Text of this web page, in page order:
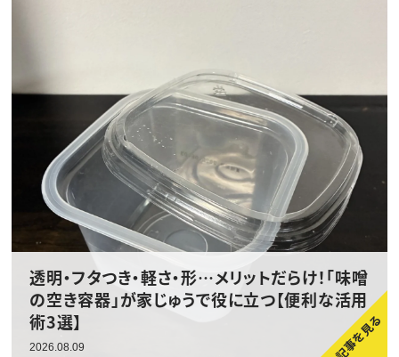
透明・フタつき・軽さ・形…メリットだらけ！「味噌
の空き容器」が家じゅうで役に立つ【便利な活用
術3選】
2026.08.09